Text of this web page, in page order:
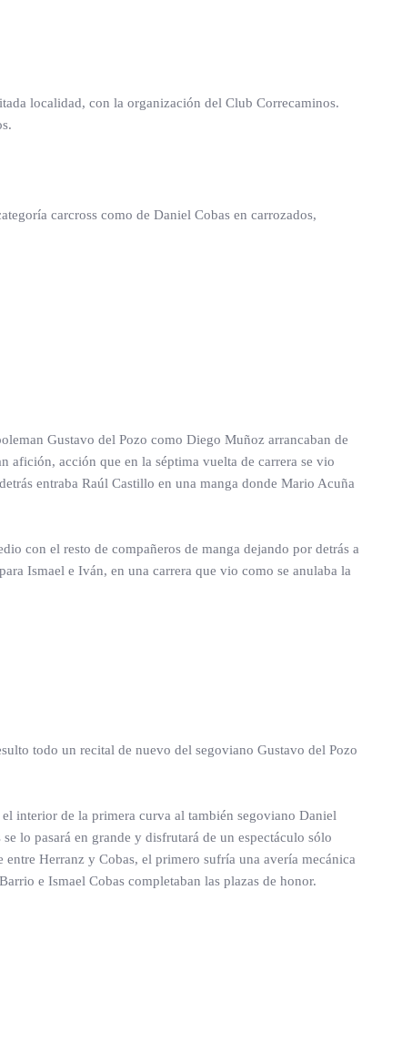
localidad, con la organización del Club Correcaminos.
carcross como de Daniel Cobas en carrozados,
Gustavo del Pozo como Diego Muñoz arrancaban de
afición, acción que en la séptima vuelta de carrera se vio
entraba Raúl Castillo en una manga donde Mario Acuña
con el resto de compañeros de manga dejando por detrás a
Ismael e Iván, en una carrera que vio como se anulaba la
todo un recital de nuevo del segoviano Gustavo del Pozo
interior de la primera curva al también segoviano Daniel
lo pasará en grande y disfrutará de un espectáculo sólo
Herranz y Cobas, el primero sufría una avería mecánica
e Ismael Cobas completaban las plazas de honor.